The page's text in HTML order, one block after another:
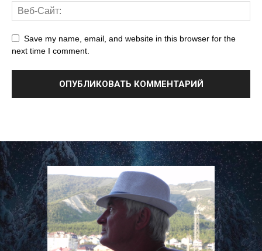
Save my name, email, and website in this browser for the
next time I comment.